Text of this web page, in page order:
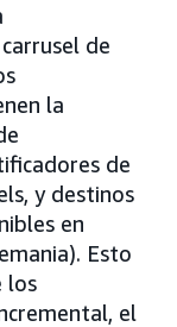
de
la
de
y destinos
en
Esto
los
el